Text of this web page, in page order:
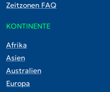
Zeitzonen FAQ
KONTINENTE
Afrika
Asien
Australien
Europa